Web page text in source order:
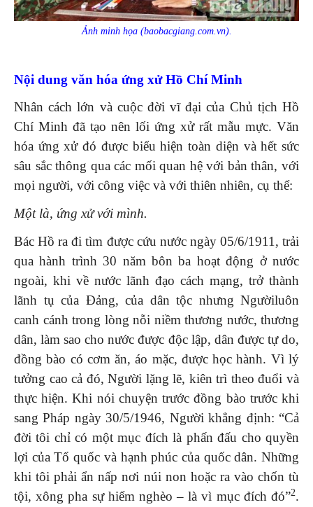
Ảnh minh họa (baobacgiang.com.vn).
Nội dung văn hóa ứng xử Hồ Chí Minh
Nhân cách lớn và cuộc đời vĩ đại của Chủ tịch Hồ
Chí Minh đã tạo nên lối ứng xử rất mẫu mực. Văn
hóa ứng xử đó được biểu hiện toàn diện và hết sức
sâu sắc thông qua các mối quan hệ với bản thân, với
mọi người, với công việc và với thiên nhiên, cụ thể:
Một là, ứng xử với mình.
Bác Hồ ra đi tìm được cứu nước ngày 05/6/1911, trải
qua hành trình 30 năm bôn ba hoạt động ở nước
ngoài, khi về nước lãnh đạo cách mạng, trở thành
lãnh tụ của Đảng, của dân tộc nhưng Ngườiluôn
canh cánh trong lòng nỗi niềm thương nước, thương
dân, làm sao cho nước được độc lập, dân được tự do,
đồng bào có cơm ăn, áo mặc, được học hành. Vì lý
tưởng cao cả đó, Người lặng lẽ, kiên trì theo đuổi và
thực hiện. Khi nói chuyện trước đồng bào trước khi
sang Pháp ngày 30/5/1946, Người khẳng định: “Cả
đời tôi chỉ có một mục đích là phấn đấu cho quyền
lợi của Tổ quốc và hạnh phúc của quốc dân. Những
khi tôi phải ẩn nấp nơi núi non hoặc ra vào chốn tù
tội, xông pha sự hiểm nghèo – là vì mục đích đó”2.